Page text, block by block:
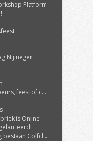
Platform
Nijmegen
onze DigiSpray Digitale Graffiti Wall!
is Online
Golfclub Hilversum